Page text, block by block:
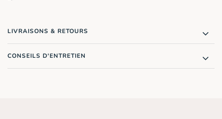
LIVRAISONS & RETOURS
CONSEILS D'ENTRETIEN